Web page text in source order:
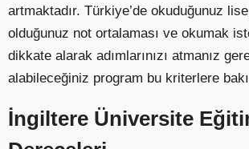
artmaktadır. Türkiye’de okuduğunuz
olduğunuz not ortalaması ve okumak
dikkate alarak adımlarınızı atmanız
alabileceğiniz program bu kriterlere
İngiltere Üniversite